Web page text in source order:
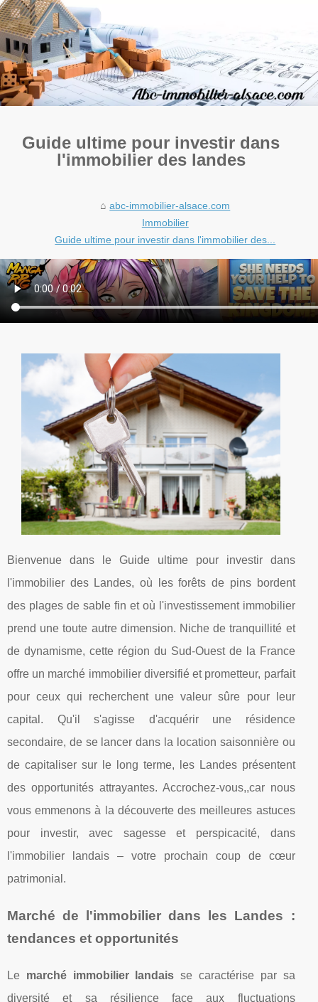
Guide ultime pour investir dans
l'immobilier des landes
abc-immobilier-alsace.com
Immobilier
Guide ultime pour investir dans l'immobilier des...
Bienvenue dans le Guide ultime pour investir dans
l'immobilier des Landes, où les forêts de pins bordent
des plages de sable fin et où l'investissement immobilier
prend une toute autre dimension. Niche de tranquillité et
de dynamisme, cette région du Sud-Ouest de la France
offre un marché immobilier diversifié et prometteur, parfait
pour ceux qui recherchent une valeur sûre pour leur
capital. Qu'il s'agisse d'acquérir une résidence
secondaire, de se lancer dans la location saisonnière ou
de capitaliser sur le long terme, les Landes présentent
des opportunités attrayantes. Accrochez-vous,,car nous
vous emmenons à la découverte des meilleures astuces
pour investir, avec sagesse et perspicacité, dans
l'immobilier landais – votre prochain coup de cœur
patrimonial.
Marché de l'immobilier dans les Landes :
tendances et opportunités
Le marché immobilier landais se caractérise par sa
diversité et sa résilience face aux fluctuations